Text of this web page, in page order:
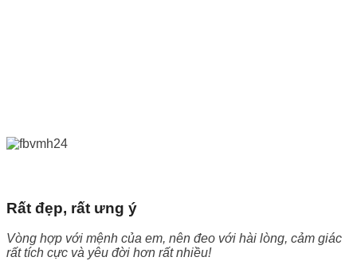
Rất đẹp, rất ưng ý
Vòng hợp với mệnh của em, nên đeo với hài lòng, cảm giác
rất tích cực và yêu đời hơn rất nhiều!